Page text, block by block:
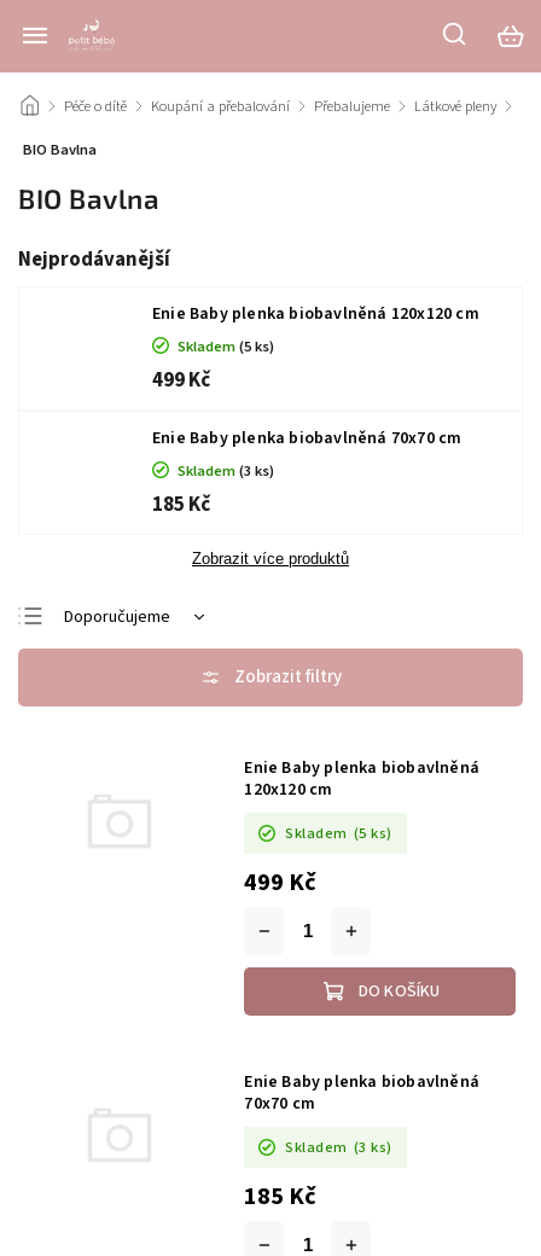
/ Péče o dítě / Koupání a přebalování / Přebalujeme / Látkové pleny /
BIO Bavlna
BIO Bavlna
Nejprodávanější
Enie Baby plenka biobavlněná 120x120 cm
Skladem(5 ks)
499 Kč
Enie Baby plenka biobavlněná 70x70 cm
Skladem(3 ks)
185 Kč
Zobrazit více produktů
Doporučujeme
Nejlevnější
Enie Baby plenka biobavlněná
120x120 cm
Skladem (5 ks)
499 Kč
DO KOŠÍKU
Enie Baby plenka biobavlněná
70x70 cm
Skladem (3 ks)
185 Kč